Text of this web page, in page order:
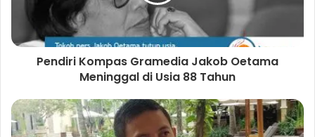
Pendiri Kompas Gramedia Jakob Oetama
Meninggal di Usia 88 Tahun